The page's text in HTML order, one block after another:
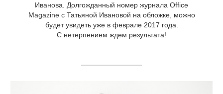
Иванова. Долгожданный номер журнала Office
Magazine с Татьяной Ивановой на обложке, можно
будет увидеть уже в феврале 2017 года.
С нетерпением ждем результата!